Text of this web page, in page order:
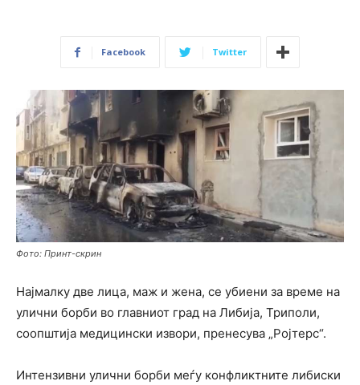
Facebook Twitter
Фото: Принт-скрин
Најмалку две лица, маж и жена, се убиени за време на
улични борби во главниот град на Либија, Триполи,
соопштија медицински извори, пренесува „Ројтерс“.
Интензивни улични борби меѓу конфликтните либиски